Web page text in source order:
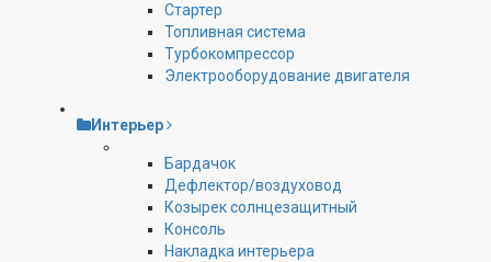
Стартер
Топливная система
Турбокомпрессор
Электрооборудование двигателя
Интерьер
Бардачок
Дефлектор/воздуховод
Козырек солнцезащитный
Консоль
Накладка интерьера